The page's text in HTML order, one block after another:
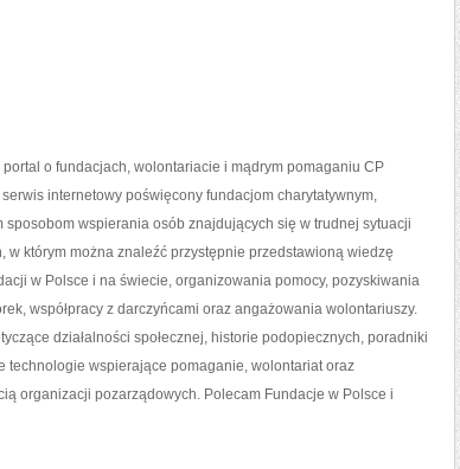
o fundacjach, wolontariacie i mądrym pomaganiu CP
internetowy poświęcony fundacjom charytatywnym,
sposobom wspierania osób znajdujących się w trudnej sytuacji
w którym można znaleźć przystępnie przedstawioną wiedzę
w Polsce i na świecie, organizowania pomocy, pozyskiwania
współpracy z darczyńcami oraz angażowania wolontariuszy.
działalności społecznej, historie podopiecznych, poradniki
wspierające pomaganie, wolontariat oraz
organizacji pozarządowych. Polecam Fundacje w Polsce i